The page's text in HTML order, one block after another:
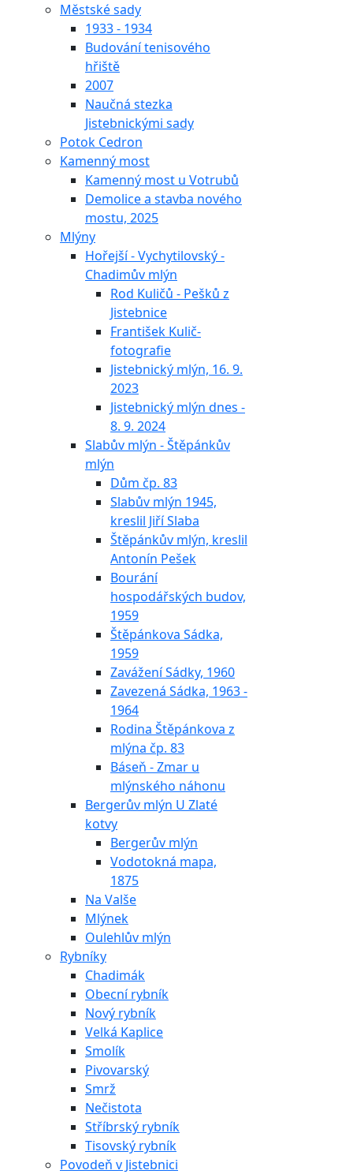
Městské sady
1933 - 1934
Budování tenisového
hřiště
2007
Naučná stezka
Jistebnickými sady
Potok Cedron
Kamenný most
Kamenný most u Votrubů
Demolice a stavba nového
mostu, 2025
Mlýny
Hořejší - Vychytilovský -
Chadimův mlýn
Rod Kuličů - Pešků z
Jistebnice
František Kulič-
fotografie
Jistebnický mlýn, 16. 9.
2023
Jistebnický mlýn dnes -
8. 9. 2024
Slabův mlýn - Štěpánkův
mlýn
Dům čp. 83
Slabův mlýn 1945,
kreslil Jiří Slaba
Štěpánkův mlýn, kreslil
Antonín Pešek
Bourání
hospodářských budov,
1959
Štěpánkova Sádka,
1959
Zavážení Sádky, 1960
Zavezená Sádka, 1963 -
1964
Rodina Štěpánkova z
mlýna čp. 83
Báseň - Zmar u
mlýnského náhonu
Bergerův mlýn U Zlaté
kotvy
Bergerův mlýn
Vodotokná mapa,
1875
Na Valše
Mlýnek
Oulehlův mlýn
Rybníky
Chadimák
Obecní rybník
Nový rybník
Velká Kaplice
Smolík
Pivovarský
Smrž
Nečistota
Stříbrský rybník
Tisovský rybník
Povodeň v Jistebnici